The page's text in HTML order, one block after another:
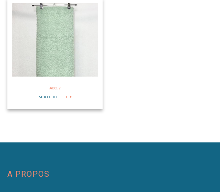
ACC. /
MIXTE TU
8 €
A PROPOS